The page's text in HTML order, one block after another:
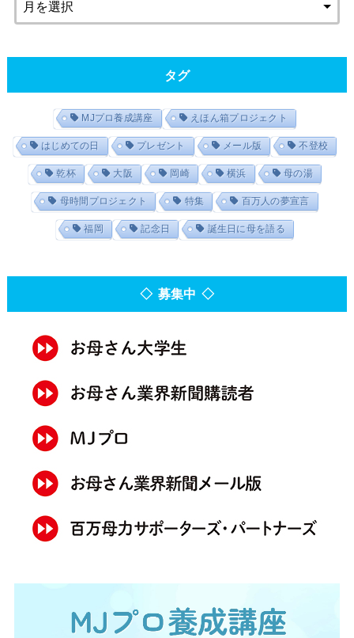
タグ
MJプロ養成講座 えほん箱プロジェクト
はじめての日 プレゼント メール版 不登校
乾杯 大阪 岡崎 横浜 母の湯
母時間プロジェクト 特集 百万人の夢宣言
福岡 記念日 誕生日に母を語る
◇ 募集中 ◇